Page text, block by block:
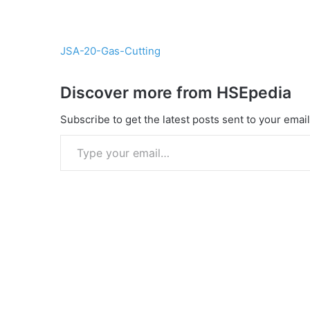
JSA-20-Gas-Cutting
Discover more from HSEpedia
Subscribe to get the latest posts sent to your
Type your email…